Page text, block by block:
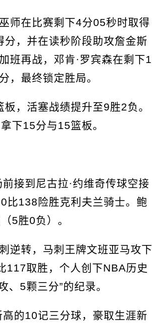
师在比赛剩下4分05秒时取得
，并在读秒阶段助攻詹金斯
班再战，邓肯·罗宾森在剩下1
，最终锁定胜局。
，活塞战绩提升至9胜2负。
下15分与15篮板。
接到尼古拉·约维奇传球空接
比138险胜克利夫兰骑士。鲍
5胜0负）。
逆转，马刺王牌文班亚马攻下
117取胜，个人创下NBA历史
、5颗三分”的纪录。
的10记三分球，豪取生涯新